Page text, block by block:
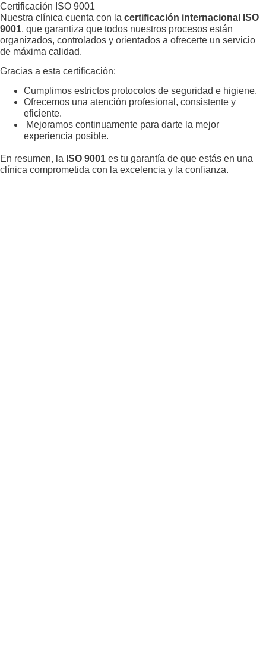
Certificación ISO 9001
Nuestra clínica cuenta con la certificación internacional ISO
9001, que garantiza que todos nuestros procesos están
organizados, controlados y orientados a ofrecerte un servicio
de máxima calidad.
Gracias a esta certificación:
Cumplimos estrictos protocolos de seguridad e higiene.
Ofrecemos una atención profesional, consistente y
eficiente.
Mejoramos continuamente para darte la mejor
experiencia posible.
En resumen, la ISO 9001 es tu garantía de que estás en una
clínica comprometida con la excelencia y la confianza.